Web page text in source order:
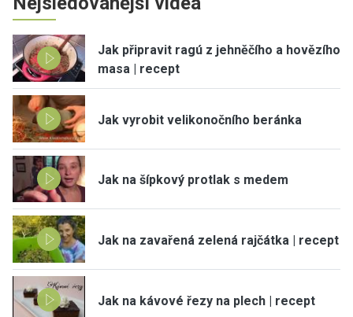
Jak připravit ragú z jehněčího a hovězího
masa | recept
Jak vyrobit velikonočního beránka
Jak na šípkový protlak s medem
Jak na zavařená zelená rajčátka | recept
Jak na kávové řezy na plech | recept